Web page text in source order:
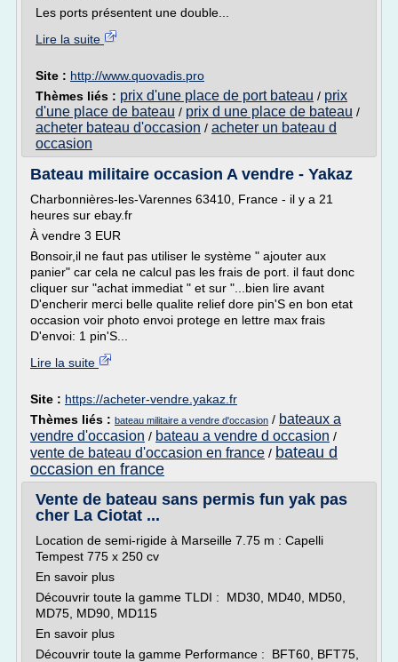
Les ports présentent une double...
Lire la suite
Site : http://www.quovadis.pro
Thèmes liés : prix d'une place de port bateau / prix
d'une place de bateau / prix d une place de bateau /
acheter bateau d'occasion / acheter un bateau d
occasion
Bateau militaire occasion A vendre - Yakaz
Charbonnières-les-Varennes 63410, France - il y a 21
heures sur ebay.fr
À vendre 3 EUR
Bonsoir,il ne faut pas utiliser le système " ajouter aux
panier" car cela ne calcul pas les frais de port. il faut donc
cliquer sur "achat immediat " et sur "...bien lire avant
D'encherir merci belle qualite relief dore pin'S en bon etat
occasion voir photo envoi protege en lettre max frais
D'envoi: 1 pin'S...
Lire la suite
Site : https://acheter-vendre.yakaz.fr
Thèmes liés : bateau militaire a vendre d'occasion / bateaux a
vendre d'occasion / bateau a vendre d occasion /
vente de bateau d'occasion en france / bateau d
occasion en france
Vente de bateau sans permis fun yak pas
cher La Ciotat ...
Location de semi-rigide à Marseille 7.75 m : Capelli
Tempest 775 x 250 cv
En savoir plus
Découvrir toute la gamme TLDI : MD30, MD40, MD50,
MD75, MD90, MD115
En savoir plus
Découvrir toute la gamme Performance : BFT60, BFT75,